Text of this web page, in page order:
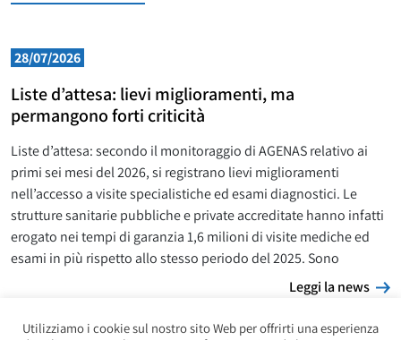
28/07/2026
Liste d’attesa: lievi miglioramenti, ma
permangono forti criticità
Liste d’attesa: secondo il monitoraggio di AGENAS relativo ai
primi sei mesi del 2026, si registrano lievi miglioramenti
nell’accesso a visite specialistiche ed esami diagnostici. Le
strutture sanitarie pubbliche e private accreditate hanno infatti
erogato nei tempi di garanzia 1,6 milioni di visite mediche ed
esami in più rispetto allo stesso periodo del 2025. Sono
Leggi la news
Utilizziamo i cookie sul nostro sito Web per offrirti una esperienza